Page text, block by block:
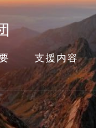
支援内容